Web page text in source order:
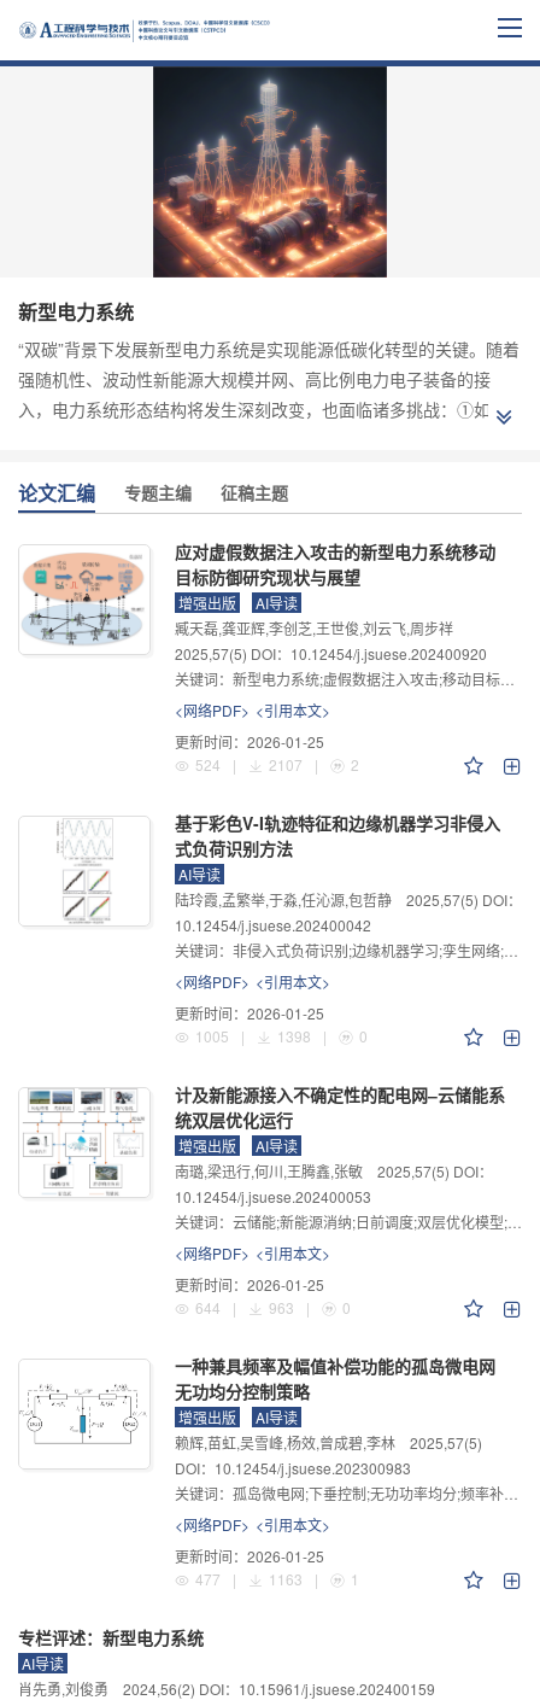
新型电力系统
“双碳”背景下发展新型电力系统是实现能源低碳化转型的关键。随着
强随机性、波动性新能源大规模并网、高比例电力电子装备的接
入，电力系统形态结构将发生深刻改变，也面临诸多挑战：①如何
透率新能源消纳；③如何进行新型电力系统动态运行优化，实现能
化使得恢复过程中稳定控制质变的机理；⑤如何充分利用先进量测
技术与装备实现新型电力系统高效保护；⑥如何有效辨识由于大规
模电力电子装置、新能源接入使得电力扰动呈现宽频、时变的特
征，探索电能质量评估、溯源与治理新问题。由此，亟需在新型电
力系统的规划设计、运行调控、安全稳定、市场机制、保护控制等
关键技术上实现突破，提升电力系统安全稳定水平、灵活调节能力
和综合运行效率，满足新型电力系统“低碳、安全、高效”目标，助力
“碳达峰、碳中和”战略目标实现。 为及时报道新型电力系统的前沿
设“新型电力系统”专题（正刊）。欢迎有关研究团队踊跃投稿。
论文汇编 专题主编 征稿主题
应对虚假数据注入攻击的新型电力系统移动
目标防御研究现状与展望
增强出版
AI导读
臧天磊,龚亚辉,李创芝,王世俊,刘云飞,周步祥
2025,57(5) DOI：10.12454/j.jsuese.202400920
关键词： 新型电力系统;虚假数据注入攻击;移动目标防御;信息物理系统;多能互联
<网络PDF> <引用本文>
更新时间： 2026-01-25
524
| 2107 | 2
基于彩色V-I轨迹特征和边缘机器学习非侵入
式负荷识别方法
AI导读
陆玲霞,孟繁举,于淼,任沁源,包哲静
2025,57(5) DOI：
10.12454/j.jsuese.202400042
关键词： 非侵入式负荷识别;边缘机器学习;孪生网络;嵌入式Linux系统
<网络PDF> <引用本文>
更新时间： 2026-01-25
1005
| 1398 | 0
计及新能源接入不确定性的配电网‒云储能系
统双层优化运行
增强出版
AI导读
南璐,梁迅行,何川,王腾鑫,张敏
2025,57(5) DOI：
10.12454/j.jsuese.202400053
关键词： 云储能;新能源消纳;日前调度;双层优化模型;不确定性
<网络PDF> <引用本文>
更新时间： 2026-01-25
644
| 963 | 0
一种兼具频率及幅值补偿功能的孤岛微电网
无功均分控制策略
增强出版
AI导读
赖辉,苗虹,吴雪峰,杨效,曾成碧,李林
2025,57(5)
DOI：10.12454/j.jsuese.202300983
关键词： 孤岛微电网;下垂控制;无功功率均分;频率补偿;幅值补偿
<网络PDF> <引用本文>
更新时间： 2026-01-25
477
| 1163 | 1
专栏评述：新型电力系统
AI导读
肖先勇,刘俊勇
2024,56(2) DOI：10.15961/j.jsuese.202400159